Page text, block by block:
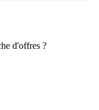
d'offres ?